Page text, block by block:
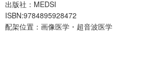
出版社：MEDSI
ISBN:9784895928472
配架位置：画像医学・超音波医学